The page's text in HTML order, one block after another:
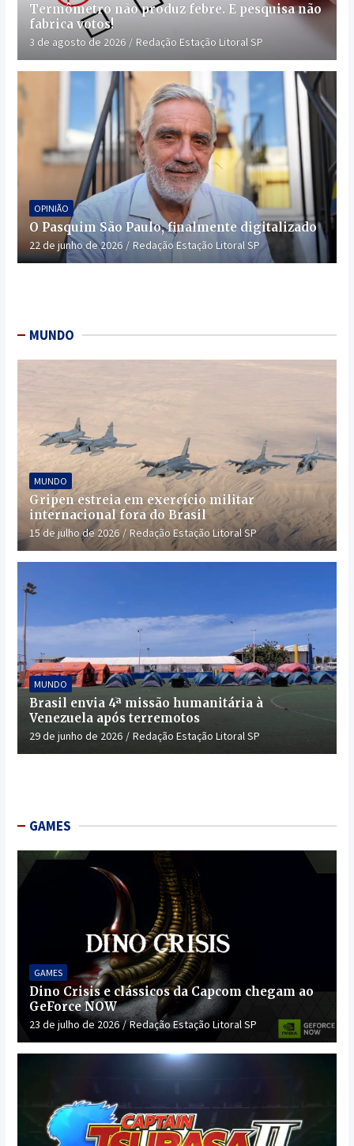
Termômetro não produz febre. E pesquisa não
fabrica votos!
3 de agosto de 2026 Redação Estação Litoral SP
OPINIÃO
O Pasquim São Paulo, finalmente digitalizado
22 de junho de 2026 Redação Estação Litoral SP
MUNDO
MUNDO
Gripen estreia em exercício militar
internacional fora do Brasil
15 de julho de 2026 Redação Estação Litoral SP
MUNDO
Brasil envia 4ª missão humanitária à
Venezuela após terremotos
29 de junho de 2026 Redação Estação Litoral SP
GAMES
GAMES
Dino Crisis e clássicos da Capcom chegam ao
GeForce NOW
23 de julho de 2026 Redação Estação Litoral SP